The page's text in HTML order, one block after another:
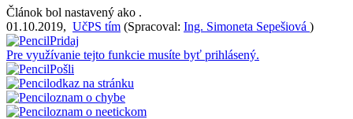
Článok bol nastavený ako .
01.10.2019, UčPS tím (Spracoval: Ing. Simoneta Sepešiová )
Pridaj
Pre využívanie tejto funkcie musíte byť prihlásený.
Pošli
odkaz na stránku
oznam o chybe
oznam o neetickom